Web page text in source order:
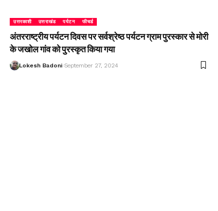
उत्तरकाशी उत्तराखंड पर्यटन फीचर्ड
अंतरराष्ट्रीय पर्यटन दिवस पर सर्वश्रेष्ठ पर्यटन ग्राम पुरस्कार से मोरी
के जखोल गांव को पुरस्कृत किया गया
Lokesh Badoni September 27, 2024